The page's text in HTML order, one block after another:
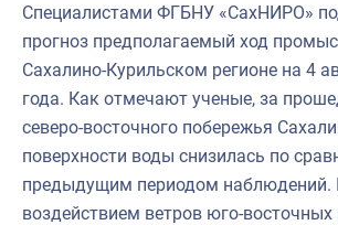
Специалистами ФГБНУ «СахНИРО»
прогноз предполагаемый ход
Сахалино-Курильском регионе на 4
года. Как отмечают ученые, за
северо-восточного побережья
поверхности воды снизилась по
предыдущим периодом наблюдений.
воздействием ветров юго-